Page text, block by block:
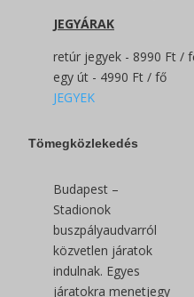
JEGYÁRAK
retúr jegyek - 8990 Ft /
egy út - 4990 Ft / fő
JEGYEK
Tömegközlekedés
Budapest –
Stadionok
buszpályaudvarról
közvetlen járatok
indulnak. Egyes
járatokra menetjegy